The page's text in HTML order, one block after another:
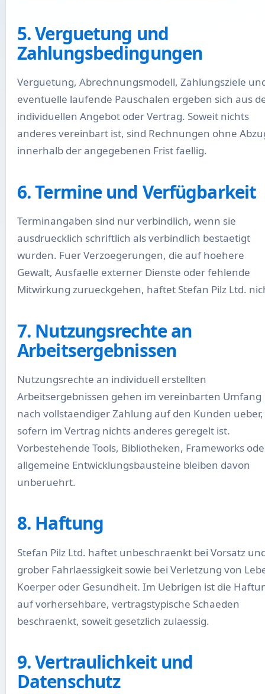
5. Verguetung und
Zahlungsbedingungen
Verguetung, Abrechnungsmodell, Zahlungsziele
eventuelle laufende Pauschalen ergeben sich aus
individuellen Angebot oder Vertrag. Soweit nichts
anderes vereinbart ist, sind Rechnungen ohne
innerhalb der angegebenen Frist faellig.
6. Termine und Verfügbarkeit
Terminangaben sind nur verbindlich, wenn sie
ausdruecklich schriftlich als verbindlich bestaetigt
wurden. Fuer Verzoegerungen, die auf hoehere
Gewalt, Ausfaelle externer Dienste oder fehlende
Mitwirkung zurueckgehen, haftet Stefan Pilz Ltd.
7. Nutzungsrechte an
Arbeitsergebnissen
Nutzungsrechte an individuell erstellten
Arbeitsergebnissen gehen im vereinbarten Umfang
nach vollstaendiger Zahlung auf den Kunden ueber,
sofern im Vertrag nichts anderes geregelt ist.
Vorbestehende Tools, Bibliotheken, Frameworks
allgemeine Entwicklungsbausteine bleiben davon
unberuehrt.
8. Haftung
Stefan Pilz Ltd. haftet unbeschraenkt bei Vorsatz
grober Fahrlaessigkeit sowie bei Verletzung von
Koerper oder Gesundheit. Im Uebrigen ist die
auf vorhersehbare, vertragstypische Schaeden
beschraenkt, soweit gesetzlich zulaessig.
9. Vertraulichkeit und
Datenschutz